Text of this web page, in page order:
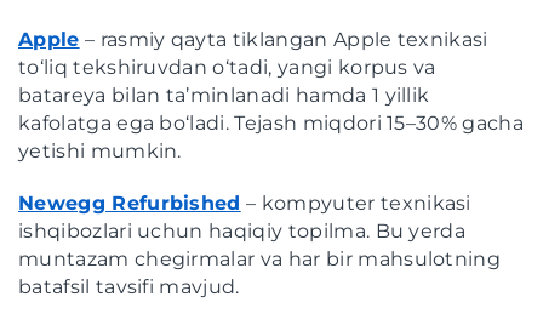
Apple – rasmiy qayta tiklangan Apple texnikasi
to‘liq tekshiruvdan o‘tadi, yangi korpus va
batareya bilan ta’minlanadi hamda 1 yillik
kafolatga ega bo‘ladi. Tejash miqdori 15–30% gacha
yetishi mumkin.
Newegg Refurbished – kompyuter texnikasi
ishqibozlari uchun haqiqiy topilma. Bu yerda
muntazam chegirmalar va har bir mahsulotning
batafsil tavsifi mavjud.